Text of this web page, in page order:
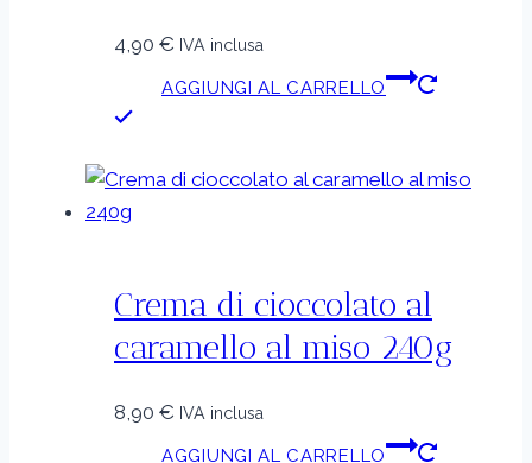
4,90 € IVA inclusa
AGGIUNGI AL CARRELLO
Crema di cioccolato al
caramello al miso 240g
8,90 € IVA inclusa
AGGIUNGI AL CARRELLO